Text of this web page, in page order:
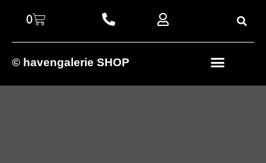
© havengalerie SHOP
0